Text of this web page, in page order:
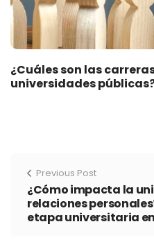
¿Cuáles son las
universidades
Previous Post
¿Cómo impacta la
relaciones
etapa universitaria